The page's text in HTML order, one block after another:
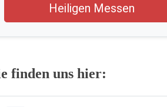
Heiligen Messen
finden uns hier: